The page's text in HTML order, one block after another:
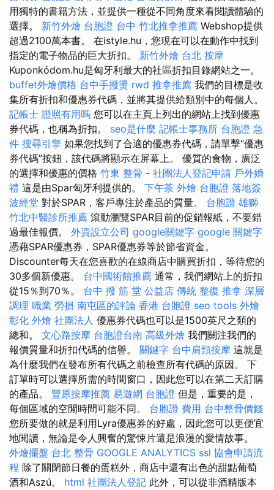
用獨特的書籍方法，並提供一種從不同角度來看閱讀體驗的
選擇。 新竹外燴 台胞證 台中 竹北推拿推薦 Webshop提供
超過2100萬本書。 在istyle.hu，您現在可以在動作中找到
指定的電子物品的巨大折扣。 新竹外燴 台北 按摩
Kuponkódom.hu是匈牙利最大的社區折扣目錄網站之一。
buffet外燴價格 台中手撥燙 rwd 推拿推薦 我們的目標是收
集所有折扣和優惠券代碼，並將其提供給類別中的每個人。
記帳士 證照有用嗎 您可以在主頁上列出的網站上找到優惠
券代碼，也稱為折扣。 seo是什麼 記帳士事務所 台胞證 急
件 搜尋引擎 如果您找到了合適的優惠券代碼，請單擊“優惠
券代碼”按鈕，該代碼將顯示在屏幕上。 優質的食物，廣泛
的選擇和優惠的價格 竹東 整骨 - 社團法人登記申請 戶外婚
禮 這是由Spar匈牙利提供的。 下午茶 外燴 台胞證 落地簽
波經堂 對於SPAR，客戶專注於產品的質量。 台胞證 雄獅
竹北中醫診所推薦 滾動瀏覽SPAR目前的促銷報紙，不要錯
過最佳報價。 外資設立公司 google關鍵字 google 關鍵字
憑藉SPAR優惠券，SPAR優惠券等於節省資金。
Discounter每天在您喜歡的在線商店中購買折扣，等待您的
30多個新優惠。 台中國術館推薦 通常，我們網站上的折扣
從15％到70％。 台中 撥 筋 堂 公益店 傳統 整復 推拿 深層
調理 職業 勞損 南屯區的評論 香港 台胞證 seo tools 外燴
彰化 外燴 社團法人 優惠券代碼也可以是1500英尺之類的
總和。 文心路按摩 台胞證台南 高級外燴 我們關注我們的
報價質量和折扣代碼的信譽。 關鍵字 台中肩頸按摩 這就是
為什麼我們在發布所有代碼之前檢查所有代碼的原因。 下
訂單時可以選擇所需的時間窗口，因此您可以在第二天訂購
的產品。 豐原按摩推薦 易遊網 台胞證 但是，重要的是，
每個區域的空閒時間可能不同。 台胞證 費用 台中整骨價錢
您所要做的就是利用Lyra優惠券的好處，因此您可以更便宜
地閱讀，無論是令人興奮的驚悚片還是浪漫的愛情故事。
外燴擺盤 台北 整骨 GOOGLE ANALYTICS ssl 協會申請流
程 除了關閉節日餐的蛋糕外，商店中還有出色的甜點葡萄
酒和Aszú。 html 社團法人登記 此外，可以從非酒精版本